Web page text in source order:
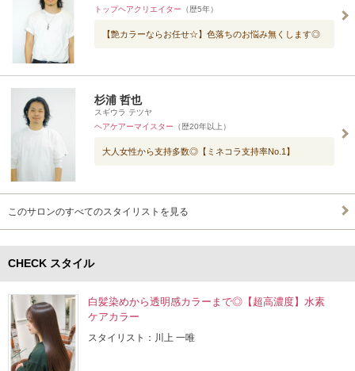
トップヘアクリエイター （歴5年）
【艶カラーならお任せ☆】色落ちのお悩み無くします◎
杉浦 哲也
スギウラ テツヤ
ヘアケアーマイスター （歴20年以上）
大人女性から支持多数◎【ミネコラ支持率No.1】
このサロンのすべてのスタイリストを見る
CHECK スタイル
白髪染めから透明感カラーまで◎【超高濃度】水素
ケアカラー
スタイリスト：川上 一唯